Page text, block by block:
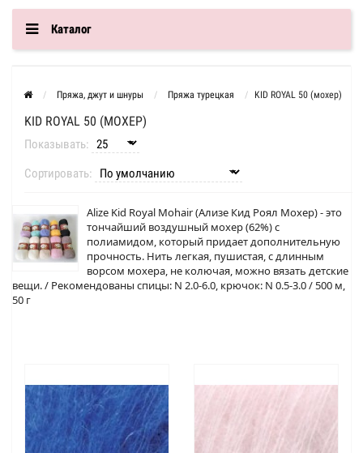
Каталог
Пряжа, джут и шнуры Пряжа турецкая KID ROYAL 50 (мохер)
KID ROYAL 50 (МОХЕР)
Показывать:
Сортировать:
Alize Kid Royal Mohair (Ализе Кид Роял Мохер) - это
тончайший воздушный мохер (62%) с
полиамидом, который придает дополнительную
прочность. Нить легкая, пушистая, с длинным
ворсом мохера, не колючая, можно вязать детские
вещи. / Рекомендованы cпицы: N 2.0-6.0, крючок: N 0.5-3.0 / 500 м,
50 г